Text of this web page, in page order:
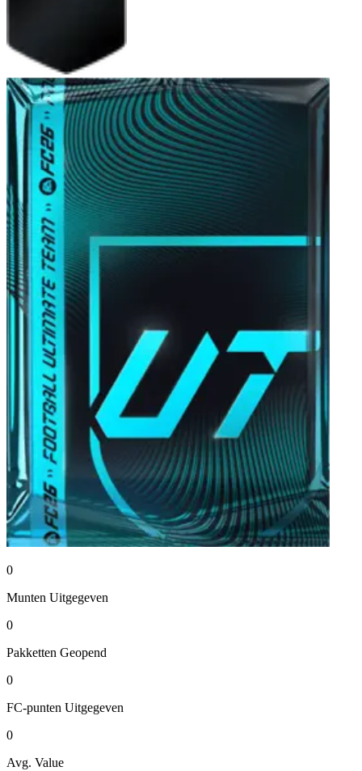
0
Munten Uitgegeven
0
Pakketten Geopend
0
FC-punten Uitgegeven
0
Avg. Value